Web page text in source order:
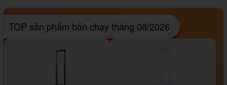
TOP sản phẩm bán chạy tháng 08/2026